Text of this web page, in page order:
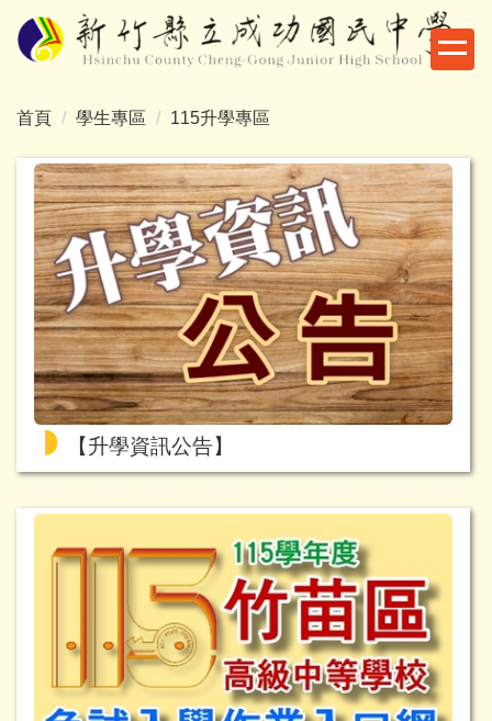
跳
到
內
首頁 學生專區 115升學專區
【升學資訊公告】